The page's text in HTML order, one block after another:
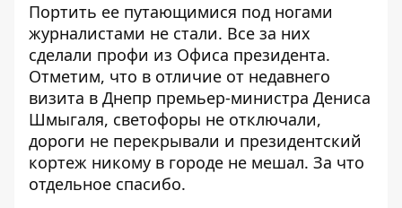
Портить ее путающимися под ногами
журналистами не стали. Все за них
сделали профи из Офиса президента.
Отметим, что в отличие от недавнего
визита в Днепр премьер-министра Дениса
Шмыгаля, светофоры не отключали,
дороги не перекрывали и президентский
кортеж никому в городе не мешал. За что
отдельное спасибо.